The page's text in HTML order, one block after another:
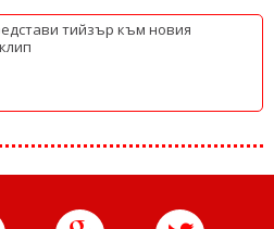
тийзър към новия